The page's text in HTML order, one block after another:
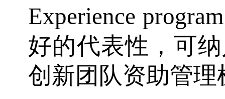
Experience
好的代表性，可
创新团队资助管